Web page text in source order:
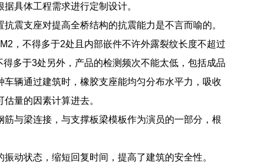
具体工程需求进行定制设计。
震支座对提高全桥结构的抗震能力是不言而喻的。
，不得多于2处且内部嵌件不许外露裂纹长度不超过
多于3处另外，产品的检测频次不能太低，包括成品
辆通过建筑时，橡胶支座能均匀分布水平力，吸收
量的因素计算进去。
与梁连接，与支撑板梁模板作为演员的一部分，根
动状态，缩短回复时间，提高了建筑的安全性。